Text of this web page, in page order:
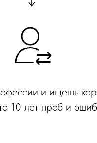
и ищешь
10 лет проб и